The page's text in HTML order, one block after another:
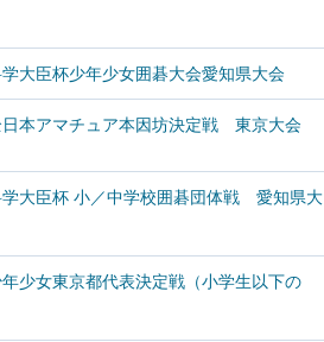
学大臣杯少年少女囲碁大会愛知県大会
日本アマチュア本因坊決定戦 東京大会
学大臣杯 小／中学校囲碁団体戦 愛知県大
年少女東京都代表決定戦（小学生以下の